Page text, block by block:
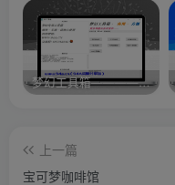
梦幻工具箱————-免费
上一篇
宝可梦咖啡馆